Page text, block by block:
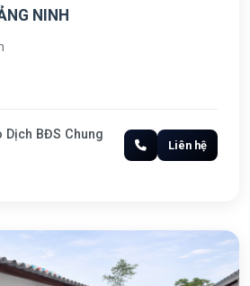
NINH
Dịch BĐS Chung
Liên hệ